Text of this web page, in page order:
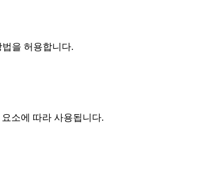
법을 허용합니다.
소에 따라 사용됩니다.